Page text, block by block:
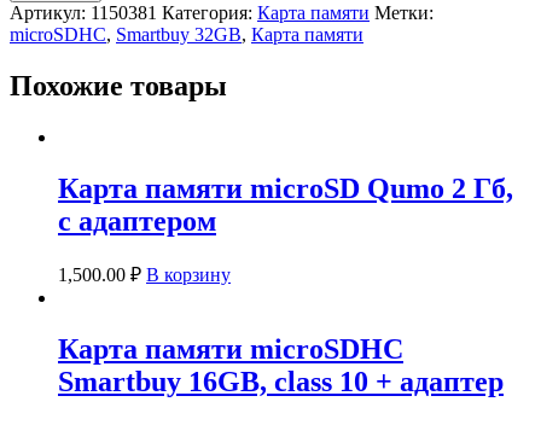
Артикул: 1150381 Категория: Карта памяти Метки:
microSDHC, Smartbuy 32GB, Карта памяти
Похожие товары
Карта памяти microSD Qumo 2 Гб,
с адаптером
1,500.00 ₽ В корзину
Карта памяти microSDHC
Smartbuy 16GB, class 10 + адаптер